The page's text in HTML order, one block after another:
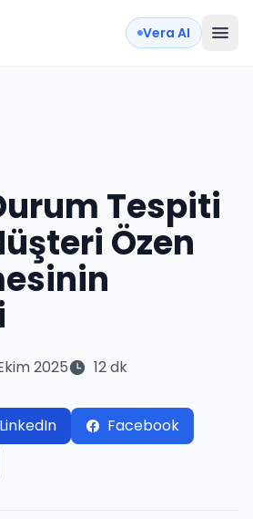
Vera AI
Tespiti
Özen
2025 12 dk
LinkedIn
Facebook